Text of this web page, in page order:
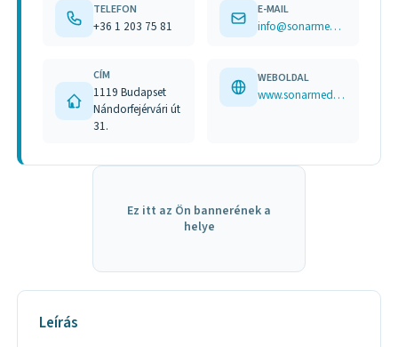
TELEFON
+36 1 203 75 81
E-MAIL
info@sonarmed.hu
CÍM
1119 Budapset
Nándorfejérvári út
31.
WEBOLDAL
www.sonarmed.hu
Ez itt az Ön bannerének a
helye
Leírás